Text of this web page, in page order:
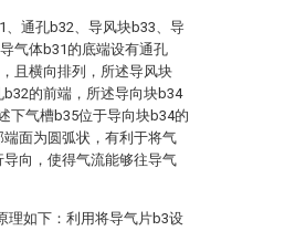
通孔b32、导风块b33、导
气体b31的底端设有通孔
且横向排列，所述导风块
的前端，所述导向块b34
下气槽b35位于导向块b34的
面为圆弧状，有利于将气
向，使得气流能够往导气
理如下：利用将导气片b3设